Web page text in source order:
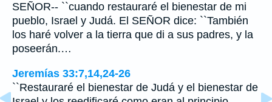
SEÑOR-- ``cuando restauraré el bienestar de mi
pueblo, Israel y Judá. El SEÑOR dice: ``También
los haré volver a la tierra que di a sus padres, y la
poseerán.…
Jeremías 33:7,14,24-26
``Restauraré el bienestar de Judá y el bienestar de